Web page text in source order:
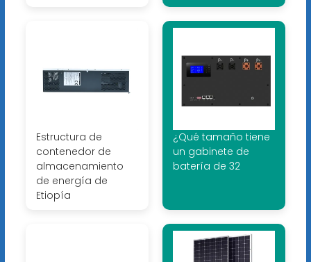
Estructura de
contenedor de
almacenamiento
de energía de
Etiopía
¿Qué tamaño tiene
un gabinete de
batería de 32